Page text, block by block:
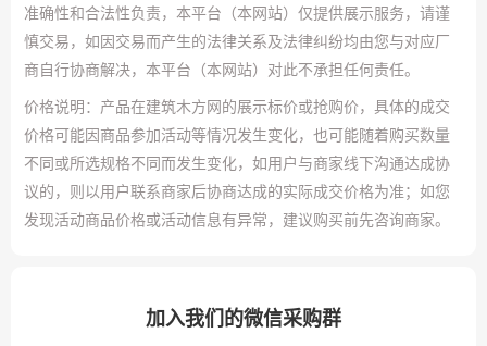
准确性和合法性负责，本平台（本网站）仅提供展示服务，请谨
慎交易，如因交易而产生的法律关系及法律纠纷均由您与对应厂
商自行协商解决，本平台（本网站）对此不承担任何责任。
价格说明：产品在建筑木方网的展示标价或抢购价，具体的成交
价格可能因商品参加活动等情况发生变化，也可能随着购买数量
不同或所选规格不同而发生变化，如用户与商家线下沟通达成协
议的，则以用户联系商家后协商达成的实际成交价格为准；如您
发现活动商品价格或活动信息有异常，建议购买前先咨询商家。
加入我们的微信采购群